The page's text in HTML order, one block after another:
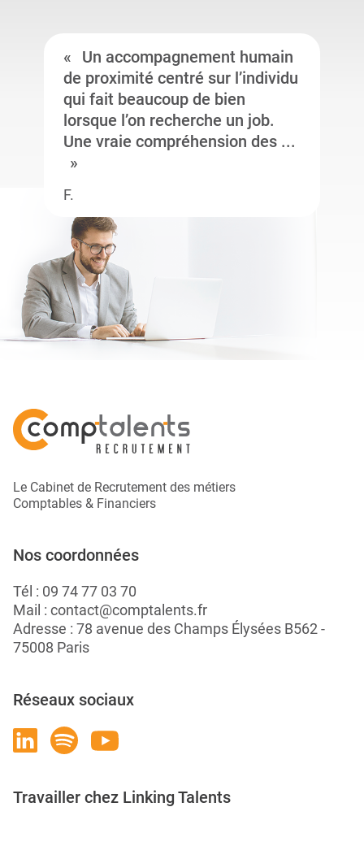
Un accompagnement humain
de proximité centré sur l’individu
qui fait beaucoup de bien
lorsque l’on recherche un job.
Une vraie compréhension des ...
F.
Le Cabinet de Recrutement des métiers
Comptables & Financiers
Nos coordonnées
Tél : 09 74 77 03 70
Mail : contact@comptalents.fr
Adresse : 78 avenue des Champs Élysées B562 -
75008 Paris
Réseaux sociaux
Travailler chez Linking Talents